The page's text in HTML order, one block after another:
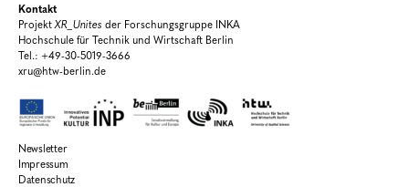
Kontakt
ProjektXR_Unites der Forschungsgruppe INKA
Hochschule für Technik und Wirtschaft Berlin
Tel.: +49-30-5019-3666
xru@htw-berlin.de
Newsletter
Impressum
Datenschutz